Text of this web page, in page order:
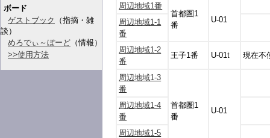
ボード
ゲストブック
（指摘・雑
談）
めろでぃ～ぼーど （情報）
>>使用方法
周辺地域1番
首都圏1
番
U-01
周辺地域1-1
番
周辺地域1-2
番
王子1番 U-01t 現在不
周辺地域1-3
番
首都圏1
番
U-01
周辺地域1-4
番
周辺地域1-5